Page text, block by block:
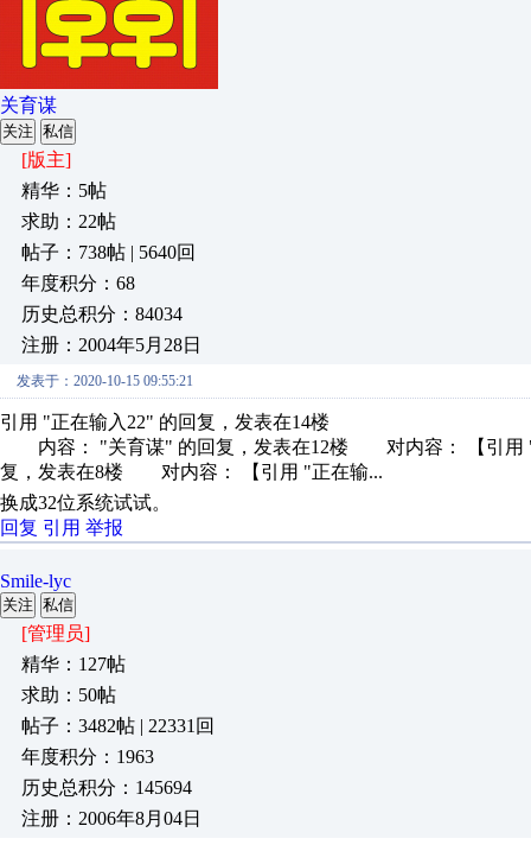
关育谋
关注 私信
[版主]
精华：5帖
求助：22帖
帖子：738帖 | 5640回
年度积分：68
历史总积分：84034
注册：2004年5月28日
发表于：2020-10-15 09:55:21
引用 "正在输入22" 的回复，发表在14楼
内容： "关育谋" 的回复，发表在12楼 对内容： 【引用
复，发表在8楼 对内容： 【引用 "正在输...
换成32位系统试试。
回复 引用 举报
Smile-lyc
关注 私信
[管理员]
精华：127帖
求助：50帖
帖子：3482帖 | 22331回
年度积分：1963
历史总积分：145694
注册：2006年8月04日